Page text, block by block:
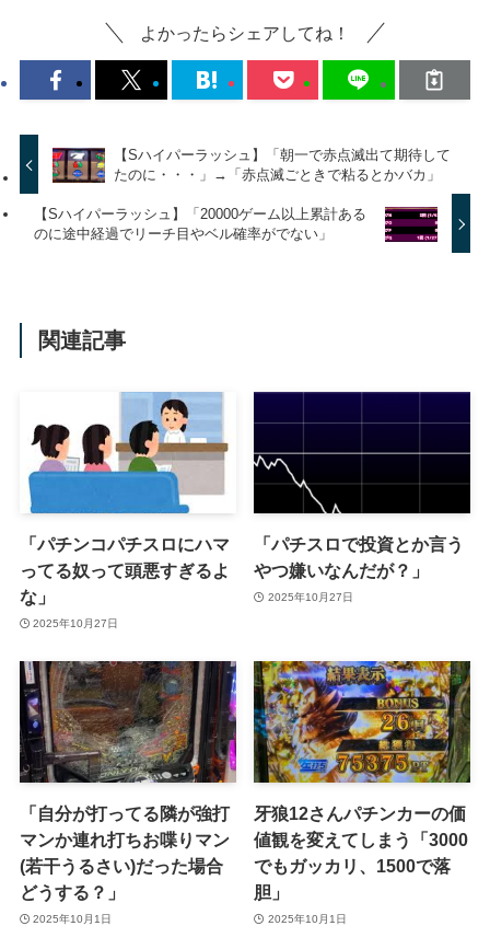
よかったらシェアしてね！
【Sハイパーラッシュ】「朝一で赤点滅出て期待して
たのに・・・」→「赤点滅ごときで粘るとかバカ」
【Sハイパーラッシュ】「20000ゲーム以上累計ある
のに途中経過でリーチ目やベル確率がでない」
関連記事
「パチンコパチスロにハマ
ってる奴って頭悪すぎるよ
な」
2025年10月27日
「パチスロで投資とか言う
やつ嫌いなんだが？」
2025年10月27日
「自分が打ってる隣が強打
マンか連れ打ちお喋りマン
(若干うるさい)だった場合
どうする？」
2025年10月1日
牙狼12さんパチンカーの価
値観を変えてしまう「3000
でもガッカリ、1500で落
胆」
2025年10月1日